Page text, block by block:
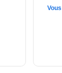
V
À la